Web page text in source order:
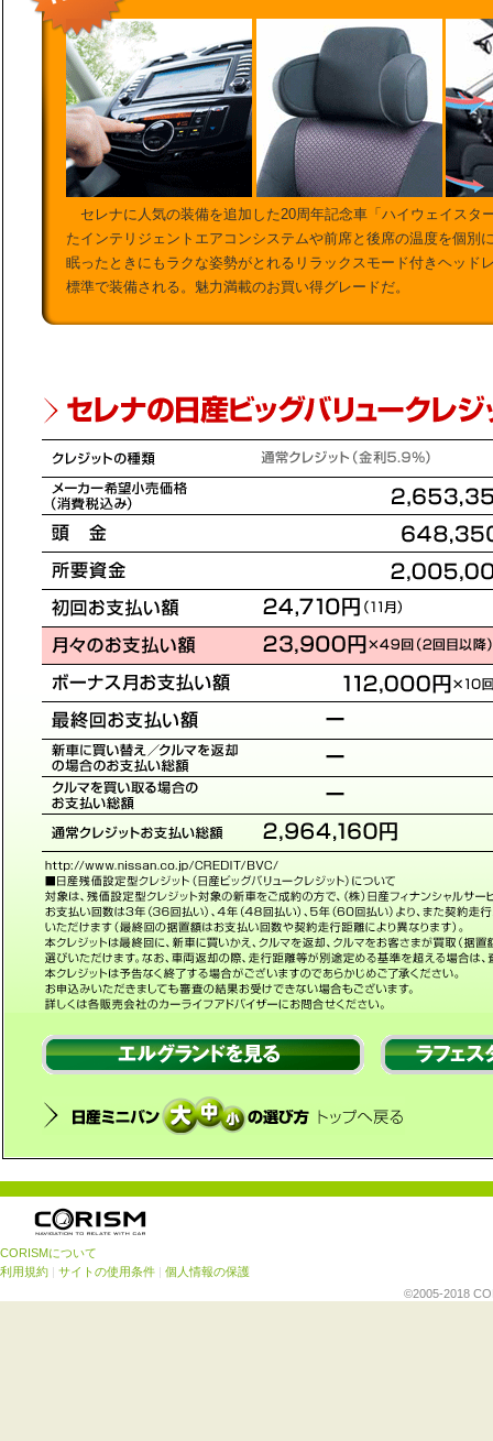
セレナに人気の装備を追加した20周年記念車「ハイウェイスタ
たインテリジェントエアコンシステムや前席と後席の温度を個
眠ったときにもラクな姿勢がとれるリラックスモード付きヘッ
標準で装備される。魅力満載のお買い得グレードだ。
CORISMについて
利用規約 | サイトの使用条件 | 個人情報の保護
©2005-2018